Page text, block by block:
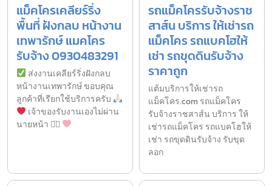
แม็คโครเคลียร์ริ่ง
พื้นที่ ฝังกลบ หน้างาน
เทพารักษ์ แมคโคร
รับจ้าง 0930483291
ส่งงานเคลียร์ริ่งฝังกลบ
หน้างานเทพารักษ์ ขอบคุณ
ลูกค้าที่เรียกใช้บริการครับ
เจ้าของรับงานเองไม่ผ่าน
นายหน้า ◡̈⃝
รถแม็คโครรับจ้างราช
สาส์น บริการ ให้เช่ารถ
แม็คโคร รถแบคโฮให้
เช่า รถขุดดินรับจ้าง
ราคาถูก
แต้มบริการให้เช่ารถ
แม็คโคร.com รถแม็คโคร
รับจ้างราชสาส์น บริการ ให้
เช่ารถแม็คโคร รถแบคโฮให้
เช่า รถขุดดินรับจ้าง รับขุด
ลอก